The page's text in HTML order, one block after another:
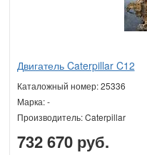
Двигатель Caterpillar C12
Каталожный номер: 25336
Марка: -
Производитель: Caterpillar
732 670 руб.